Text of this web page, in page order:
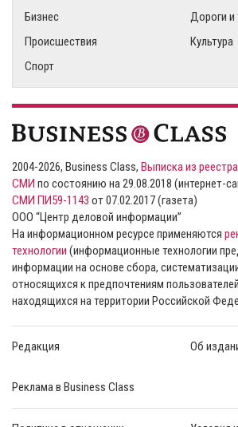
Бизнес
Дороги и
Происшествия
Культура
Спорт
2004-2026, Business Class, Выписка из
СМИ по состоянию на 29.08.2018 (интернет-
СМИ ПИ59-1143 от 07.02.2017 (газета)
ООО “Центр деловой информации”
На информационном ресурсе применяются
технологии (информационные технологии
информации на основе сбора,
относящихся к предпочтениям
находящихся на территории Российской
Редакция Об
Реклама в Business Class